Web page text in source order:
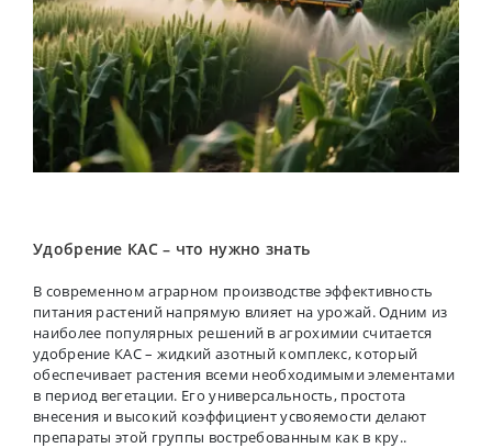
Удобрение КАС – что нужно знать
В современном аграрном производстве эффективность
питания растений напрямую влияет на урожай. Одним из
наиболее популярных решений в агрохимии считается
удобрение КАС – жидкий азотный комплекс, который
обеспечивает растения всеми необходимыми элементами
в период вегетации. Его универсальность, простота
внесения и высокий коэффициент усвояемости делают
препараты этой группы востребованным как в кру..